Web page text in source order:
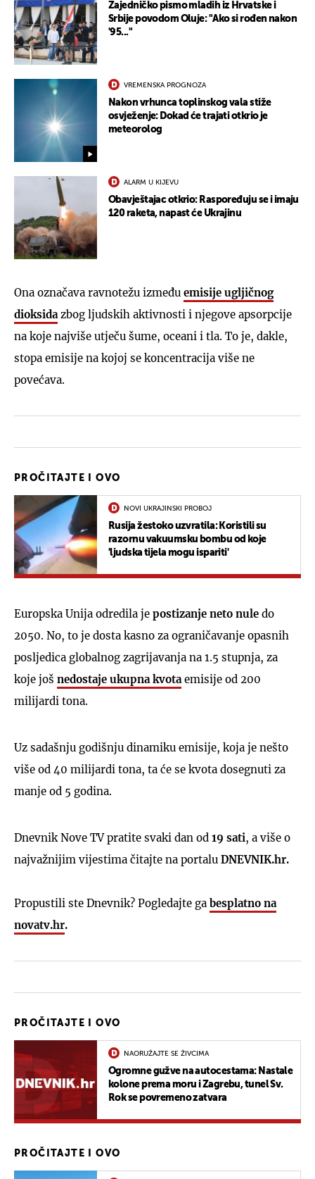
Zajedničko pismo mladih iz Hrvatske i
Srbije povodom Oluje: "Ako si rođen nakon
'95..."
VREMENSKA PROGNOZA
Nakon vrhunca toplinskog vala stiže
osvježenje: Dokad će trajati otkrio je
meteorolog
ALARM U KIJEVU
Obavještajac otkrio: Raspoređuju se i imaju
120 raketa, napast će Ukrajinu
Ona označava ravnotežu između emisije ugljičnog
dioksidazbog ljudskih aktivnosti i njegove apsorpcije
na koje najviše utječu šume, oceani i tla. To je, dakle,
stopa emisije na kojoj se koncentracija više ne
povećava.
PROČITAJTE I OVO
NOVI UKRAJINSKI PROBOJ
Rusija žestoko uzvratila: Koristili su
razornu vakuumsku bombu od koje
'ljudska tijela mogu ispariti'
Europska Unija odredila je postizanje neto nule do
2050. No, to je dosta kasno za ograničavanje opasnih
posljedica globalnog zagrijavanja na 1.5 stupnja, za
koje još nedostaje ukupna kvotaemisije od 200
milijardi tona.
Uz sadašnju godišnju dinamiku emisije, koja je nešto
više od 40 milijardi tona, ta će se kvota dosegnuti za
manje od 5 godina.
Dnevnik Nove TV pratite svaki dan od 19 sati, a više o
najvažnijim vijestima čitajte na portalu DNEVNIK.hr.
Propustili ste Dnevnik? Pogledajte ga besplatno na
novatv.hr.
PROČITAJTE I OVO
NAORUŽAJTE SE ŽIVCIMA
Ogromne gužve na autocestama: Nastale
kolone prema moru i Zagrebu, tunel Sv.
Rok se povremeno zatvara
PROČITAJTE I OVO